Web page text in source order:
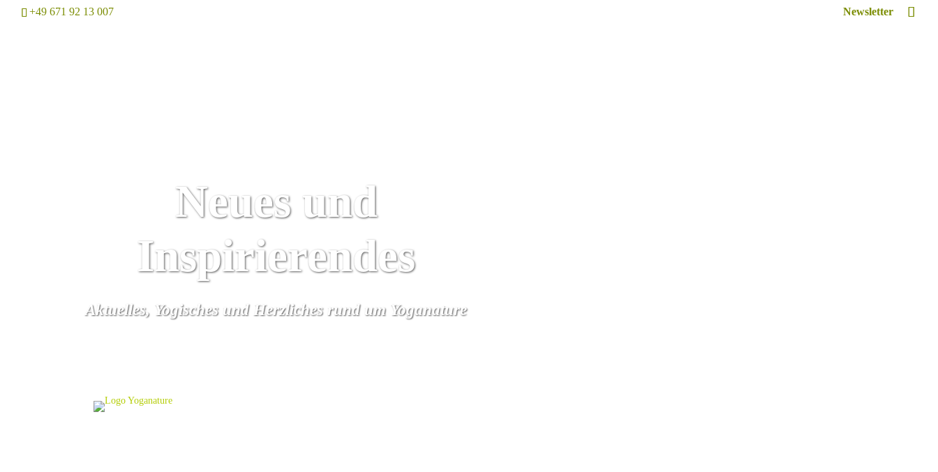
+49 671 92 13 007 Newsletter
Neues und
Inspirierendes
Aktuelles, Yogisches und Herzliches rund um Yoganature